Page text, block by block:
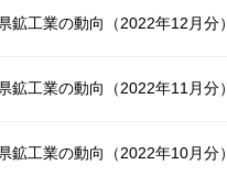
鉱工業の動向（2022年12月分）
鉱工業の動向（2022年11月分）
鉱工業の動向（2022年10月分）